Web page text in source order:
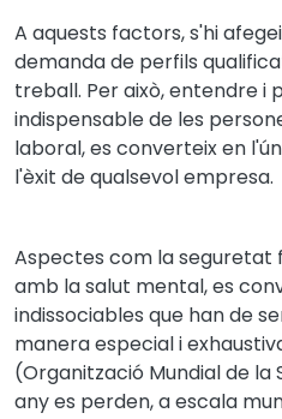
A aquests factors, s'hi
demanda de perfils
treball. Per això, entendre i
indispensable de les
laboral, es converteix en
l'èxit de qualsevol empresa.
Aspectes com la seguretat
amb la salut mental, es
indissociables que han de
manera especial i
(Organització Mundial de la
any es perden, a escala